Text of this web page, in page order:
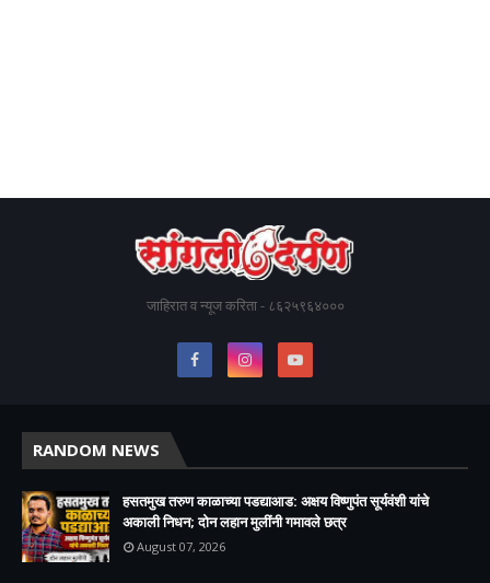
जाहिरात व न्यूज करिता - ८६२५९६४०००
RANDOM NEWS
हसतमुख तरुण काळाच्या पडद्याआड: अक्षय विष्णुपंत सूर्यवंशी यांचे
अकाली निधन; दोन लहान मुलींनी गमावले छत्र
August 07, 2026